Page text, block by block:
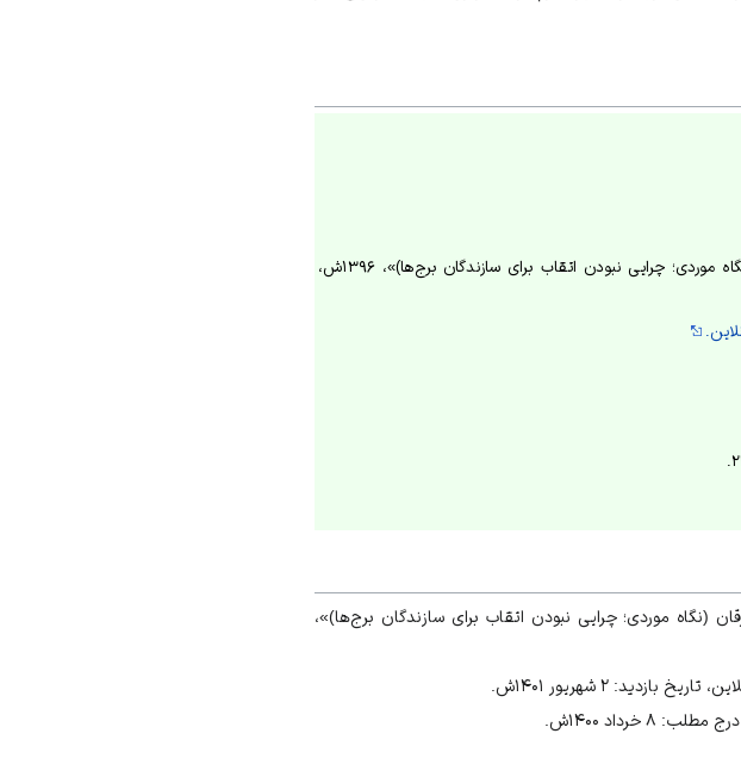
افشار، «ساختارهای اجتماعی، مهم‌ترین عامل شکل‌گیری برج‌های خرقان (نگاه موردی؛ چرایی نبودن اتقاب برای سازندگان برج‌ها)»، ۱۳۹۶ش،
افشار، «ساختارهای اجتماعی، مهم‌ترین عامل شکل‌گیری برج‌های خرقان (نگاه موردی؛ چرایی نبودن اتقاب برای سازندگان برج‌ها)»، ۱۳۹۶ش،
موردی؛ چرایی نبودن اتقاب برای سازندگان برج‌ها)»،
۲ شهریور ۱۴۰۱ش.
۱۴۰۰ش.